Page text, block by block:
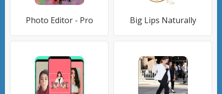
Photo Editor - Pro Big Lips Naturally